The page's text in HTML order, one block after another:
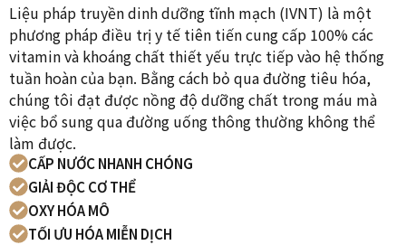
Liệu pháp truyền dinh dưỡng tĩnh mạch (IVNT) là một
phương pháp điều trị y tế tiên tiến cung cấp 100% các
vitamin và khoáng chất thiết yếu trực tiếp vào hệ thống
tuần hoàn của bạn. Bằng cách bỏ qua đường tiêu hóa,
chúng tôi đạt được nồng độ dưỡng chất trong máu mà
việc bổ sung qua đường uống thông thường không thể
làm được.
CẤP NƯỚC NHANH CHÓNG
GIẢI ĐỘC CƠ THỂ
OXY HÓA MÔ
TỐI ƯU HÓA MIỄN DỊCH